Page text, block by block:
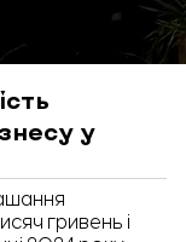
у
гривень і